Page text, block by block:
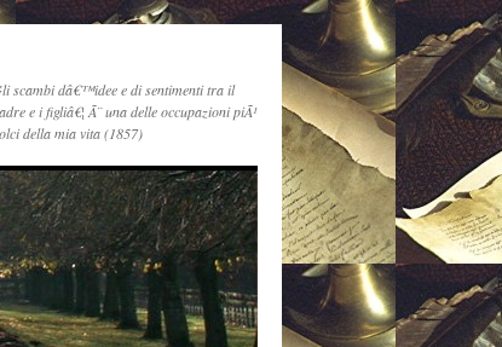
scambi dâ€™idee e di sentimenti tra il
e i figliâ€¦ Ã¨ una delle occupazioni piÃ¹
della mia vita (1857)